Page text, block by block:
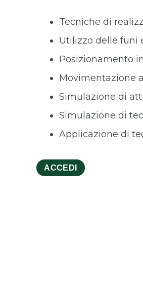
Tecniche di
Utilizzo delle funi
Posizionamento
Movimentazione
Simulazione di
Simulazione di
Applicazione di
ACCEDI